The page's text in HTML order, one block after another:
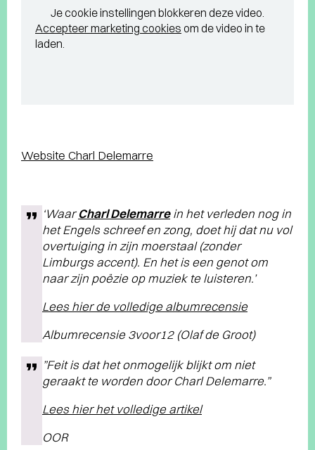
Je cookie instellingen blokkeren deze video.
Accepteer marketing cookies om de video in te
laden.
Website Charl Delemarre
‘WaarCharl Delemarrein het verleden nog in
het Engels schreef en zong, doet hij dat nu vol
overtuiging in zijn moerstaal (zonder
Limburgs accent). En het is een genot om
naar zijn poëzie op muziek te luisteren.’
Lees hier de volledige albumrecensie
Albumrecensie 3voor12 (Olaf de Groot)
”Feit is dat het onmogelijk blijkt om niet
geraakt te worden door Charl Delemarre.”
Lees hier het volledige artikel
OOR